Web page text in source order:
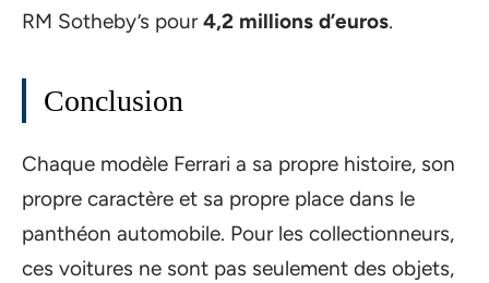
RM Sotheby’s pour4,2 millions d’euros.
Conclusion
Chaque modèle Ferrari a sa propre histoire, son
propre caractère et sa propre place dans le
panthéon automobile. Pour les collectionneurs,
ces voitures ne sont pas seulement des objets,